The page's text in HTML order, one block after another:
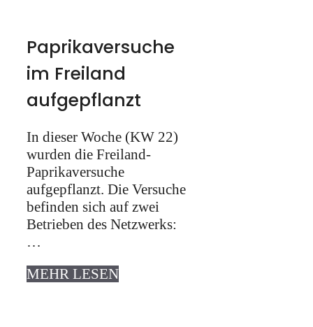
Paprikaversuche
im Freiland
aufgepflanzt
In dieser Woche (KW 22)
wurden die Freiland-
Paprikaversuche
aufgepflanzt. Die Versuche
befinden sich auf zwei
Betrieben des Netzwerks:
…
MEHR LESEN